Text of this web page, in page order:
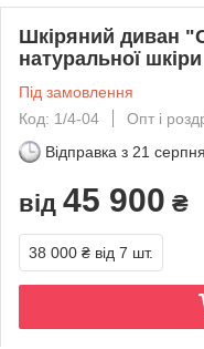
Шкіряний диван
натуральної шкіри
Під замовлення
Код: 1/4-04
Опт і
Відправка з 21
від 45 900 ₴
38 000 ₴ від 7 шт.